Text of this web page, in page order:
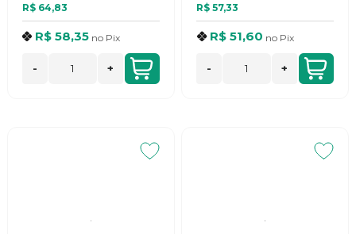
R$ 64,83
R$ 58,35 no Pix
- +
R$ 57,33
R$ 51,60 no Pix
- +